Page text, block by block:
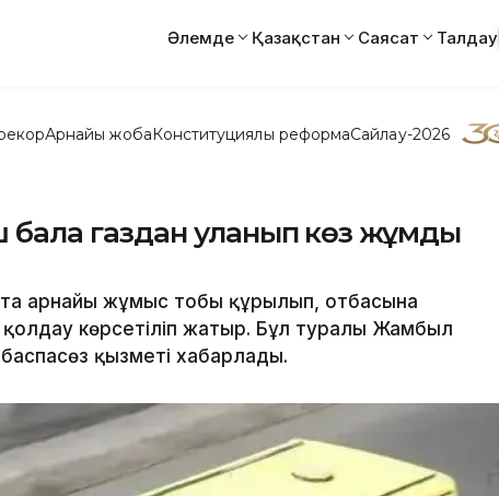
Әлемде Қазақстан Саясат Талдау
Арнайы жобаКонституциялық реформаСайлау-2026
газдан уланып көз жұмды
арнайы жұмыс тобы құрылып, отбасына
көрсетіліп жатыр. Бұл туралы Жамбыл
қызметі хабарлады.